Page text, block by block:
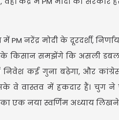
नरेंद्र मोदी के दूरदर्शी,
के किसान समझेंगे कि असली
कई गुना बढ़ेगा, और कांग्रेस
वे वास्तव में हकदार हैं। चुग
एक नया स्वर्णिम अध्याय